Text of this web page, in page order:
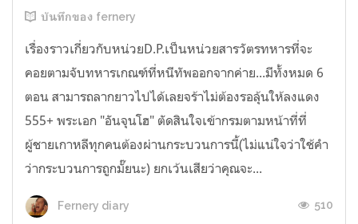
บันทึกของ fernery
เรื่องราวเกี่ยวกับหน่วยD.P.เป็นหน่วยสารวัตรทหารที่จะ
คอยตามจับทหารเกณฑ์ที่หนีทัพออกจากค่าย...มีทั้งหมด 6
ตอน สามารถลากยาวไปได้เลยจร้าไม่ต้องรอลุ้นให้ลงแดง
555+ พระเอก "อันจุนโฮ" ตัดสินใจเข้ากรมตามหน้าที่ที่
ผู้ชายเกาหลีทุกคนต้องผ่านกระบวนการนี้(ไม่แน่ใจว่าใช้คำ
ว่ากระบวนการถูกมั๊ยนะ) ยกเว้นเสียว่าคุณจะ...
Fernery diary 510